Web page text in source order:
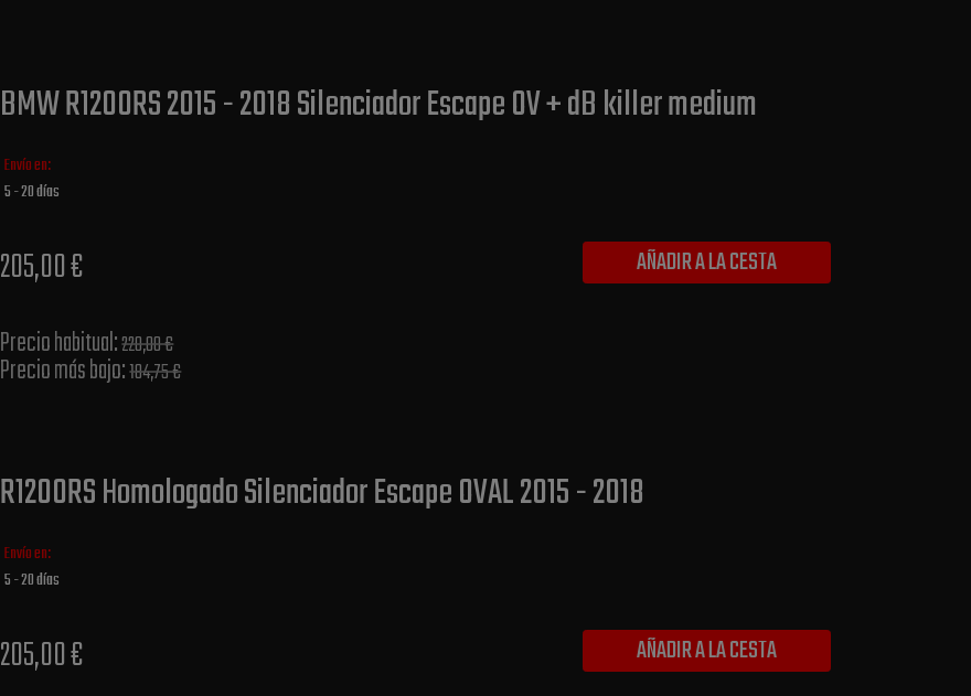
BMW R1200RS 2015 - 2018 Silenciador Escape OV + dB killer medium
Envío en:
5 - 20 días
205,00 €
Precio habitual​:220,00 €
Precio más bajo​:184,75 €
AÑADIR A LA CESTA
R1200RS Homologado Silenciador Escape OVAL 2015 - 2018
Envío en:
5 - 20 días
205,00 € AÑADIR A LA CESTA